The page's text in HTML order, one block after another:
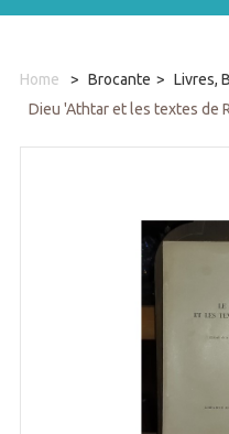
Home > Brocante > Livres,
Dieu 'Athtar et les textes de